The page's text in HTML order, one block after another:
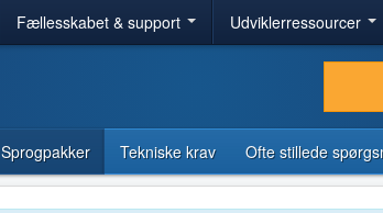
Fællesskabet & support Udviklerressourcer
Sprogpakker Tekniske krav Ofte stillede